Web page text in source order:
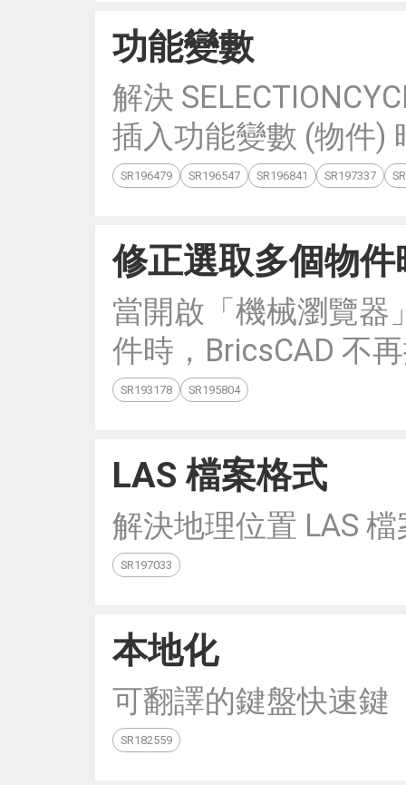
功能變數
解決
插入功能變數 (物件)
SR196479 SR196547 SR196841 SR197337
修正選取多個物
當開啟「機械瀏覽器
件時，BricsCAD 不
SR193178 SR195804
LAS 檔案格式
解決地理位置 LAS
SR197033
本地化
可翻譯的鍵盤快速鍵
SR182559